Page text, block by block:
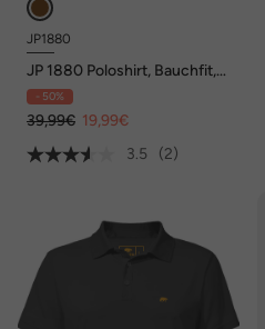
JP1880
JP 1880 Poloshirt, Bauchfit,
Halbarm, Piqué, Alloverprint,
XXL bis 8 XL
- 50%
39,99€ 19,99€
3.5
(2)